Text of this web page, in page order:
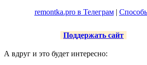
remontka.pro в Телеграм|
Поддержать сайт
А вдруг и это будет интересно: